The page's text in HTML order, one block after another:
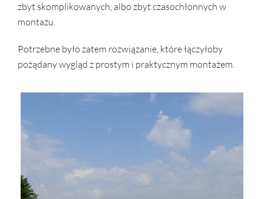
zbyt skomplikowanych, albo zbyt czasochłonnych w
montażu.
Potrzebne było zatem rozwiązanie, które łączyłoby
pożądany wygląd z prostym i praktycznym montażem.